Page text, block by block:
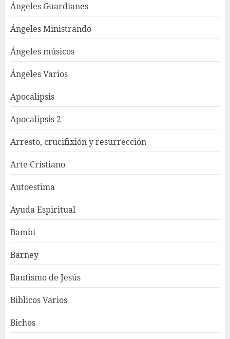
Ángeles Guardianes
Ángeles Ministrando
Ángeles músicos
Ángeles Varios
Apocalipsis
Apocalipsis 2
Arresto, crucifixión y resurrección
Arte Cristiano
Autoestima
Ayuda Espiritual
Bambi
Barney
Bautismo de Jesús
Biblicos Varios
Bichos